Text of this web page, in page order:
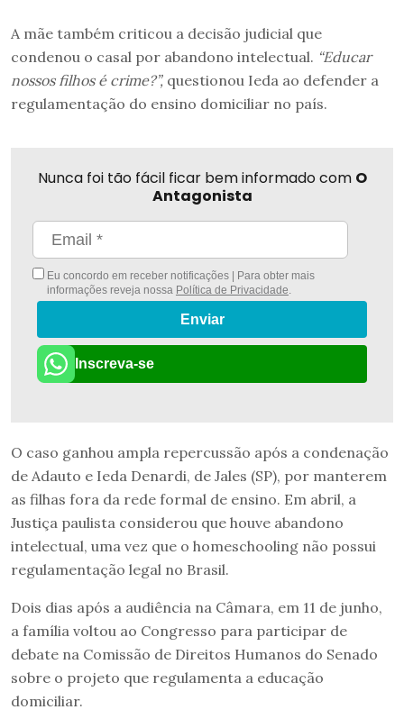
A mãe também criticou a decisão judicial que
condenou o casal por abandono intelectual. “Educar
nossos filhos é crime?”, questionou Ieda ao defender a
regulamentação do ensino domiciliar no país.
Nunca foi tão fácil ficar bem informado com O
Antagonista
Eu concordo em receber notificações | Para obter mais
informações reveja nossa Política de Privacidade.
Enviar
Inscreva-se
O caso ganhou ampla repercussão após a condenação
de Adauto e Ieda Denardi, de Jales (SP), por manterem
as filhas fora da rede formal de ensino. Em abril, a
Justiça paulista considerou que houve abandono
intelectual, uma vez que o homeschooling não possui
regulamentação legal no Brasil.
Dois dias após a audiência na Câmara, em 11 de junho,
a família voltou ao Congresso para participar de
debate na Comissão de Direitos Humanos do Senado
sobre o projeto que regulamenta a educação
domiciliar.